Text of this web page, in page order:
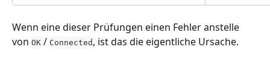
Wenn eine dieser Prüfungen einen Fehler anstelle
von OK / Connected , ist das die eigentliche Ursache.